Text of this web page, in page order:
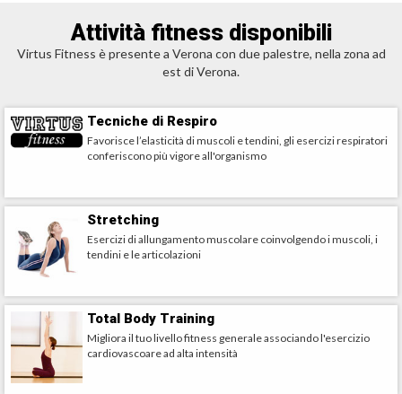
Attività fitness disponibili
Virtus Fitness è presente a Verona con due palestre, nella zona ad
est di Verona.
Tecniche di Respiro
Favorisce l’elasticità di muscoli e tendini, gli esercizi respiratori
conferiscono più vigore all'organismo
Stretching
Esercizi di allungamento muscolare coinvolgendo i muscoli, i
tendini e le articolazioni
Total Body Training
Migliora il tuo livello fitness generale associando l'esercizio
cardiovascoare ad alta intensità